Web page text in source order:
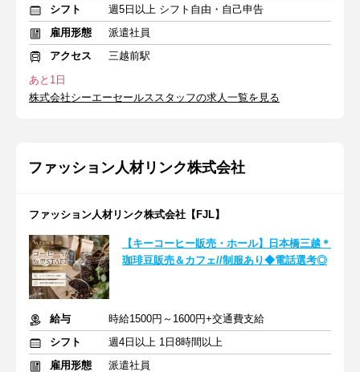
シフト
週5日以上 シフト自由・自己申告
雇用形態
派遣社員
アクセス
三越前駅
あと1日
株式会社シーエーセールススタッフの求人一覧を見る
ファッション人材リンク株式会社
ファッション人材リンク株式会社【FJL】
【キーコーヒー販売・ホール】日本橋三越＊
珈琲豆販売＆カフェ//制服あり◆電話選考◎
給与
時給1500円～1600円+交通費支給
シフト
週4日以上 1日8時間以上
雇用形態
派遣社員